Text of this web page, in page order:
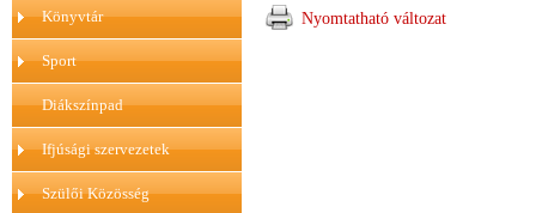
Könyvtár
Sport
Diákszínpad
Ifjúsági szervezetek
Szülői Közösség
Nyomtatható változat